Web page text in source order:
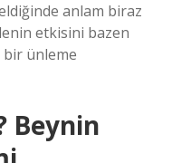
anlam biraz
etkisini bazen
bir ünleme
Beynin